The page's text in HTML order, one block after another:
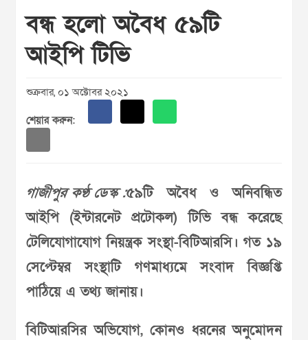
বন্ধ হলো অবৈধ ৫৯টি
আইপি টিভি
শুক্রবার, ০১ অক্টোবর ২০২১
শেয়ার করুন:
গাজীপুর কণ্ঠ ডেস্ক :৫৯টি অবৈধ ও অনিবন্ধিত
আইপি (ইন্টারনেট প্রটোকল) টিভি বন্ধ করেছে
টেলিযোগাযোগ নিয়ন্ত্রক সংস্থা-বিটিআরসি। গত ১৯
সেপ্টেম্বর সংস্থাটি গণমাধ্যমে সংবাদ বিজ্ঞপ্তি
পাঠিয়ে এ তথ্য জানায়।
বিটিআরসির অভিযোগ, কোনও ধরনের অনুমোদন